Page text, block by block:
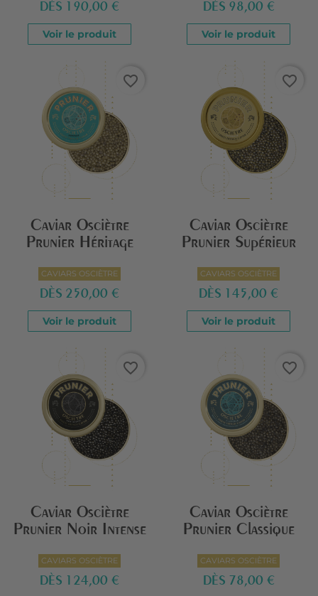
DÈS 190,00 €
Voir le produit
DÈS 98,00 €
Voir le produit
favorite_border
Caviar Osciètre
Prunier Héritage
CAVIARS OSCIÈTRE
DÈS 250,00 €
Voir le produit
favorite_border
Caviar Osciètre
Prunier Supérieur
CAVIARS OSCIÈTRE
DÈS 145,00 €
Voir le produit
favorite_border
Caviar Osciètre
Prunier Noir Intense
CAVIARS OSCIÈTRE
DÈS 124,00 €
favorite_border
Caviar Osciètre
Prunier Classique
CAVIARS OSCIÈTRE
DÈS 78,00 €